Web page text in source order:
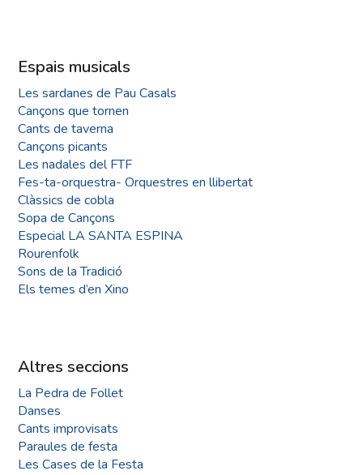
Espais musicals
Les sardanes de Pau Casals
Cançons que tornen
Cants de taverna
Cançons picants
Les nadales del FTF
Fes-ta-orquestra- Orquestres en llibertat
Clàssics de cobla
Sopa de Cançons
Especial LA SANTA ESPINA
Rourenfolk
Sons de la Tradició
Els temes d’en Xino
Altres seccions
La Pedra de Follet
Danses
Cants improvisats
Paraules de festa
Les Cases de la Festa